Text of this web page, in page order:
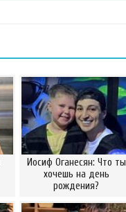
Иосиф Оганесян: Что ты
хочешь на день
рождения?